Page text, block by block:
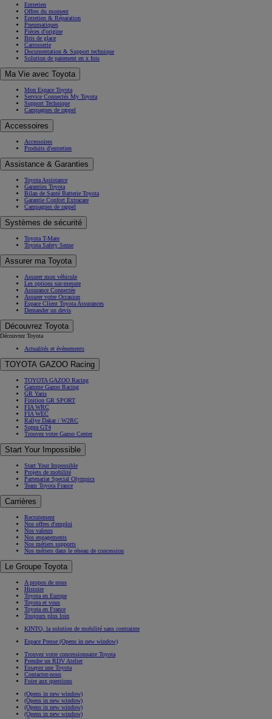
Entretien
Offres du moment
Entretien & Réparation
Pneumatiques
Pièces d'origine
Bris de glace
Carrosserie
Documentation & Support technique
Solution de paiement en x fois
Ma Vie avec Toyota
Mon Espace Toyota
Service Connectés My Toyota
Support Technique
Campagnes de rappel
Accessoires
Accessoires
Produits d'entretien
Assistance & Garanties
Toyota Assistance
Garanties Toyota
Bilan de Santé Batterie Toyota
Garantie Confort Extracare
Campagnes de rappel
Systèmes de sécurité
Toyota T-Mate
Toyota Safety Sense
Assurer ma Toyota
Assurer mon véhicule
Les options sur-mesure
Assurance Connectée
Assurer votre Occasion
Espace Client Toyota Assurances
Demander un devis
Découvrez Toyota
Découvrez Toyota
Actualités et évènements
TOYOTA GAZOO Racing
TOYOTA GAZOO Racing
Gamme Gazoo Racing
GR Yaris
Finition GR SPORT
FIA WRC
FIA WEC
Rallye Dakar / W2RC
Supra GT4
Trouvez votre Gazoo Center
Start Your Impossible
Start Your Impossible
Projets de mobilité
Partenariat Special Olympics
Team Toyota France
Carrières
Recrutement
Nos offres d'emploi
Nos valeurs
Nos engagements
Nos métiers supports
Nos métiers dans le réseau de concession
Le Groupe Toyota
A propos de nous
Histoire
Toyota en Europe
Toyota et vous
Toyota en France
Toujours plus loin
KINTO, la solution de mobilité sans contrainte
Espace Presse (Opens in new window)
Trouvez votre concessionnaire Toyota
Prendre un RDV Atelier
Essayez une Toyota
Contactez-nous
Foire aux questions
(Opens in new window)
(Opens in new window)
(Opens in new window)
(Opens in new window)